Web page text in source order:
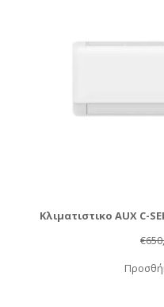
Κλιματιστικο AUX C-
€